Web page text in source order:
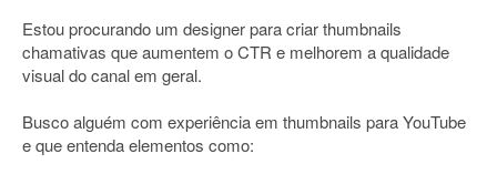
Estou procurando um designer para criar thumbnails
chamativas que aumentem o CTR e melhorem a qualidade
visual do canal em geral.
Busco alguém com experiência em thumbnails para YouTube
e que entenda elementos como: